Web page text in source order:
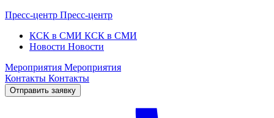
Пресс-центр Пресс-центр
КСК в СМИ КСК в СМИ
Новости Новости
Мероприятия Мероприятия
Контакты Контакты
Отправить заявку